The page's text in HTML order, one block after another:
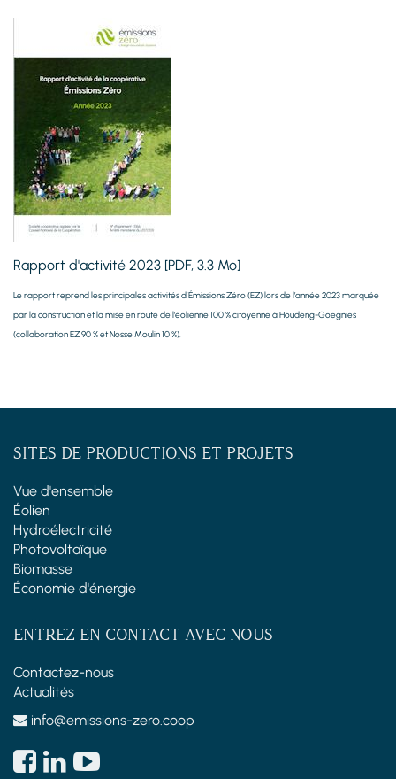
Rapport d'activité 2023 [PDF, 3.3 Mo]
Le rapport reprend les principales activités d’Émissions Zéro (EZ) lors de l’année 2023 marquée
par la construction et la mise en route de l'éolienne 100 % citoyenne à Houdeng-Goegnies
(collaboration EZ 90 % et Nosse Moulin 10 %).
SITES DE PRODUCTIONS ET PROJETS
Vue d'ensemble
Éolien
Hydroélectricité
Photovoltaïque
Biomasse
Économie d'énergie
ENTREZ EN CONTACT AVEC NOUS
Contactez-nous
Actualités
info@emissions-zero.coop